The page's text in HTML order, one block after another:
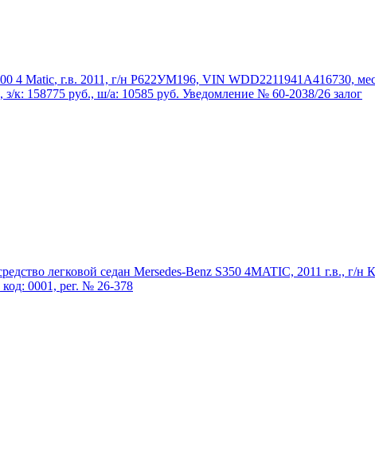
4 Matic, г.в. 2011, г/н Р622УМ196, VIN WDD2211941A416730,
158775 руб., ш/а: 10585 руб. Уведомление № 60-2038/26 залог
легковой седан Mersedes-Benz S350 4MATIC, 2011 г.в., г/н
0001, рег. № 26-378